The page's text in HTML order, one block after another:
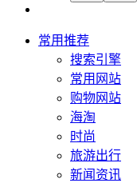
常用推荐
搜索引擎
常用网站
购物网站
海淘
时尚
旅游出行
新闻资讯